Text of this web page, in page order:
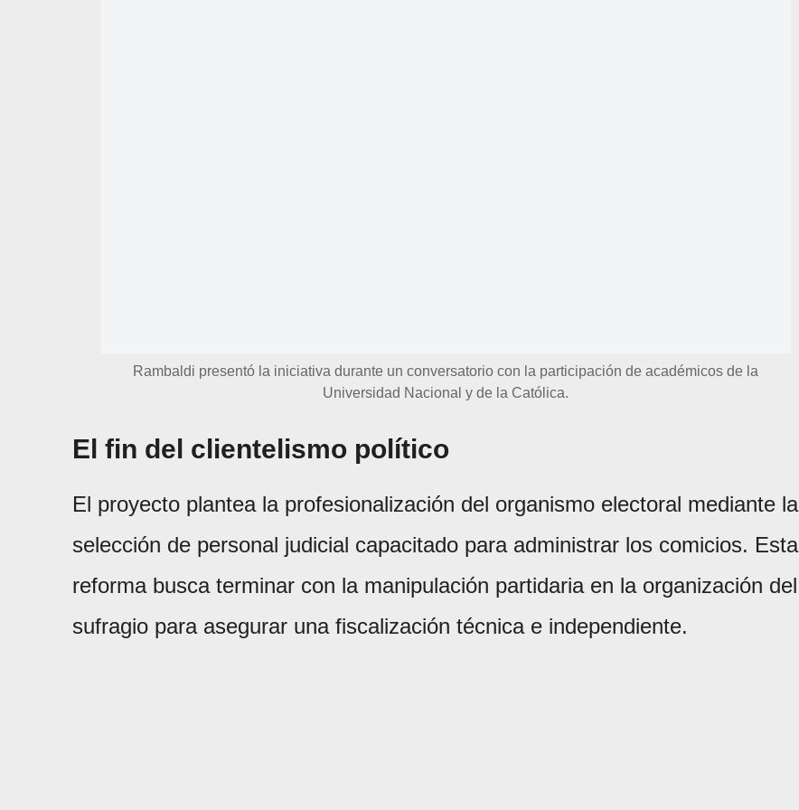
Rambaldi presentó la iniciativa durante un conversatorio con la participación de académicos de la
Universidad Nacional y de la Católica.
El fin del clientelismo político
El proyecto plantea la profesionalización del organismo electoral mediante la
selección de personal judicial capacitado para administrar los comicios. Esta
reforma busca terminar con la manipulación partidaria en la organización del
sufragio para asegurar una fiscalización técnica e independiente.